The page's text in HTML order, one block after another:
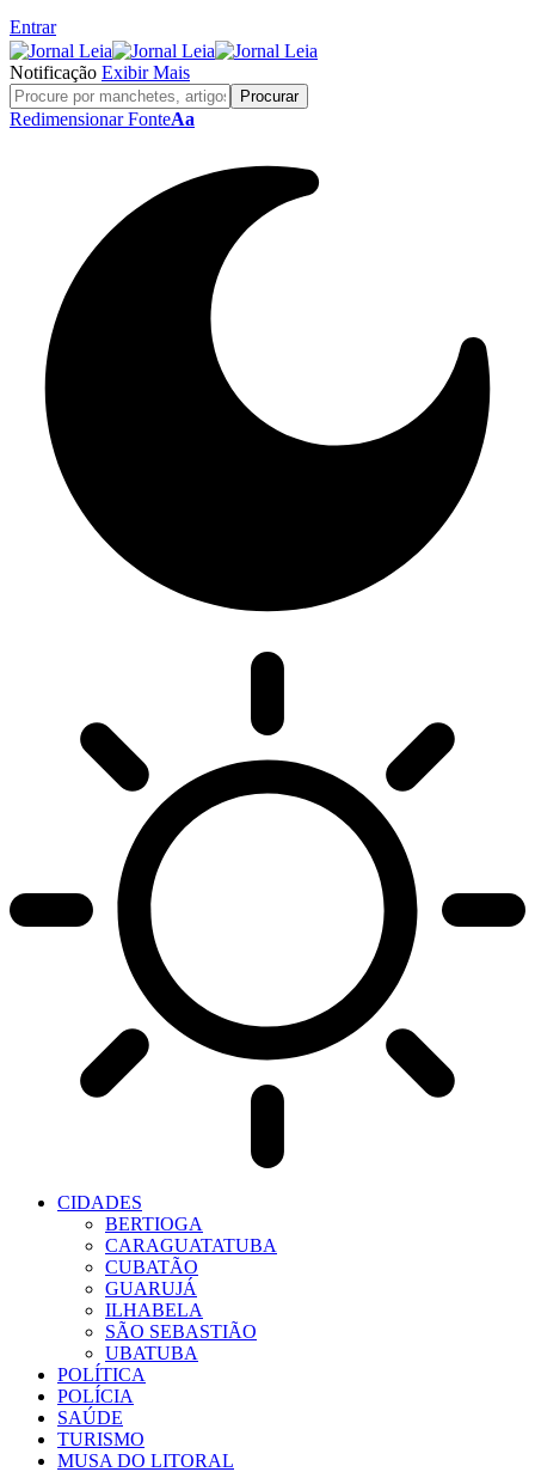
Entrar
Notificação Exibir Mais
Redimensionar FonteAa
CIDADES
BERTIOGA
CARAGUATATUBA
CUBATÃO
GUARUJÁ
ILHABELA
SÃO SEBASTIÃO
UBATUBA
POLÍTICA
POLÍCIA
SAÚDE
TURISMO
MUSA DO LITORAL